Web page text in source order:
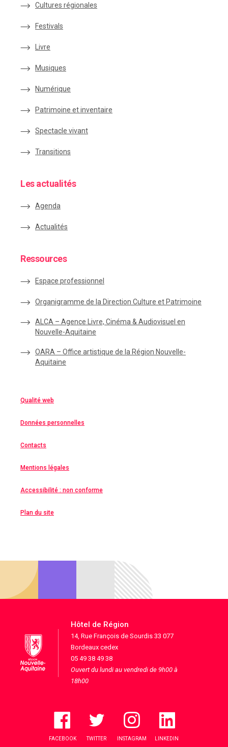
Cultures régionales
Festivals
Livre
Musiques
Numérique
Patrimoine et inventaire
Spectacle vivant
Transitions
Les actualités
Agenda
Actualités
Ressources
Espace professionnel
Organigramme de la Direction Culture et Patrimoine
ALCA – Agence Livre, Cinéma & Audiovisuel en
Nouvelle-Aquitaine
OARA – Office artistique de la Région Nouvelle-
Aquitaine
Qualité web
Données personnelles
Contacts
Mentions légales
Accessibilité : non conforme
Plan du site
Hôtel de Région
14, Rue François de Sourdis 33 077
Bordeaux cedex
05 49 38 49 38
Ouvert du lundi au vendredi de 9h00 à
18h00
FACEBOOK TWITTER INSTAGRAM LINKEDIN